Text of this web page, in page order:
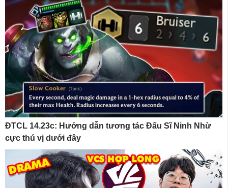
ĐTCL 14.23c: Hướng dẫn tương tác Đấu Sĩ Ninh Nhừ
cực thú vị dưới đây